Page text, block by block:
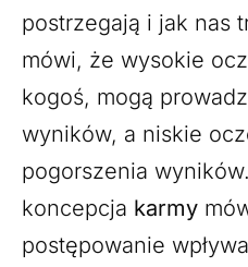
postrzegają i jak nas
mówi, że wysokie
kogoś, mogą
wyników, a niskie
pogorszenia
koncepcja karmy
postępowanie